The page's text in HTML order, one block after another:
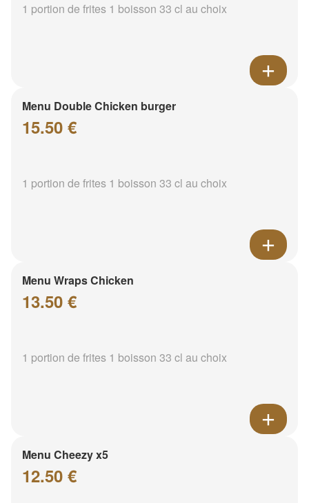
1 portion de frites 1 boisson 33 cl au choix
Menu Double Chicken burger
15.50 €
1 portion de frites 1 boisson 33 cl au choix
Menu Wraps Chicken
13.50 €
1 portion de frites 1 boisson 33 cl au choix
Menu Cheezy x5
12.50 €